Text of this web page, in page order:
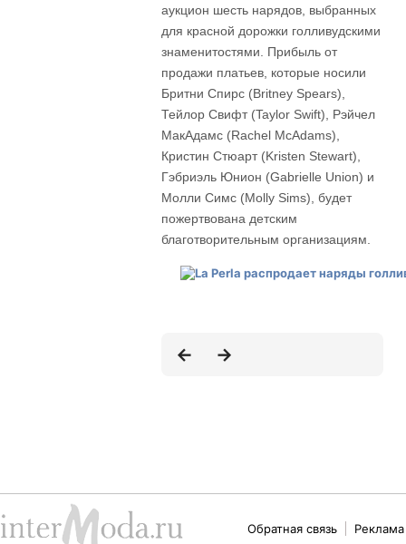
аукцион шесть нарядов, выбранных
для красной дорожки голливудскими
знаменитостями. Прибыль от
продажи платьев, которые носили
Бритни Спирс (Britney Spears),
Тейлор Свифт (Taylor Swift), Рэйчел
МакАдамс (Rachel McAdams),
Кристин Стюарт (Kristen Stewart),
Гэбриэль Юнион (Gabrielle Union) и
Молли Симс (Molly Sims), будет
пожертвована детским
благотворительным организациям.
Обратная связь